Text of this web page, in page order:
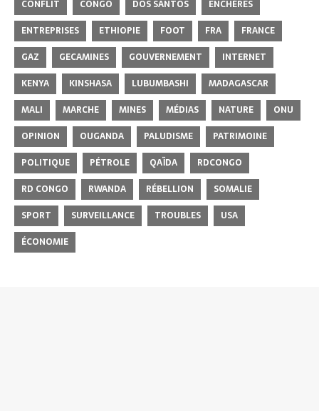
CONFLIT
CONGO DOS SANTOS
ENCHÈRES
ENTREPRISES
ETHIOPIE FOOT FRA
FRANCE
GAZ
GECAMINES GOUVERNEMENT
INTERNET
KENYA
KINSHASA LUBUMBASHI
MADAGASCAR
MALI
MARCHE MINES MÉDIAS NATURE
ONU
OPINION
OUGANDA PALUDISME
PATRIMOINE
POLITIQUE
PÉTROLE QAÏDA
RDCONGO
RD CONGO
RWANDA RÉBELLION
SOMALIE
SPORT
SURVEILLANCE TROUBLES
USA
ÉCONOMIE